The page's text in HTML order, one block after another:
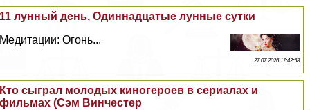
11 лунный день, Одиннадцатые лунные сутки
Медитации: Огонь...
27 07 2026 17:42:58
Кто сыграл молодых киногероев в сериалах и
фильмах (Сэм Винчестер